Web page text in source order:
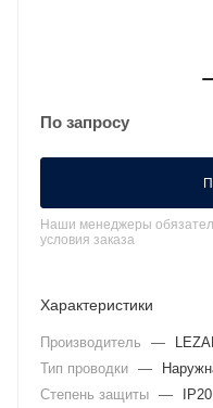
По запросу
Наши менеджеры
условия заказа
Характеристики
Производитель —
Тип проводки —
Степень защиты —
IP20